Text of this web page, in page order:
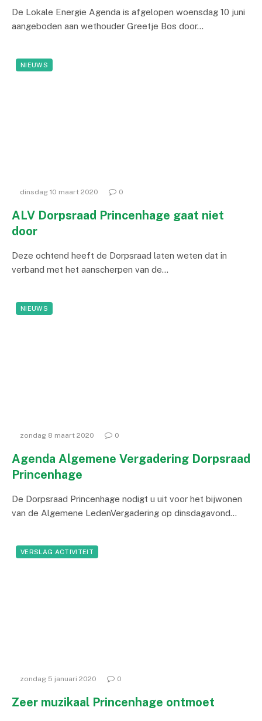
De Lokale Energie Agenda is afgelopen woensdag 10 juni
aangeboden aan wethouder Greetje Bos door…
NIEUWS
dinsdag 10 maart 2020 0
ALV Dorpsraad Princenhage gaat niet
door
Deze ochtend heeft de Dorpsraad laten weten dat in
verband met het aanscherpen van de…
NIEUWS
zondag 8 maart 2020 0
Agenda Algemene Vergadering Dorpsraad
Princenhage
De Dorpsraad Princenhage nodigt u uit voor het bijwonen
van de Algemene LedenVergadering op dinsdagavond…
VERSLAG ACTIVITEIT
zondag 5 januari 2020 0
Zeer muzikaal Princenhage ontmoet